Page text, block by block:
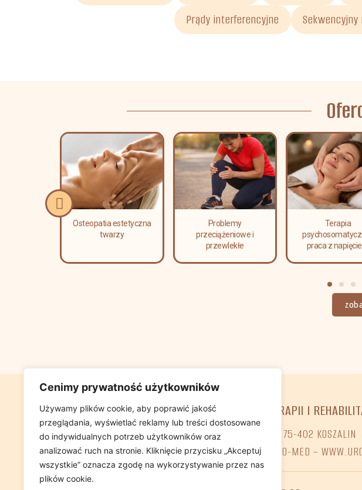
Cenimy prywatność użytkowników
Używamy plików cookie, aby poprawić jakość
przeglądania, wyświetlać reklamy lub treści dostosowane
do indywidualnych potrzeb użytkowników oraz
analizować ruch na stronie. Kliknięcie przycisku „Akceptuj
wszystkie” oznacza zgodę na wykorzystywanie przez nas
plików cookie.
Prądy interferencyjne
Osteopatia estetyczna
twarzy
Problemy
przeciążeniowe i
przewlekłe
Terapia
praca z
GABINET FIZJOTERAPII I
UL GLOWACKIEGO 7, 75-402 KOSZALIN
(W PRZYCHODNI URO-MED –